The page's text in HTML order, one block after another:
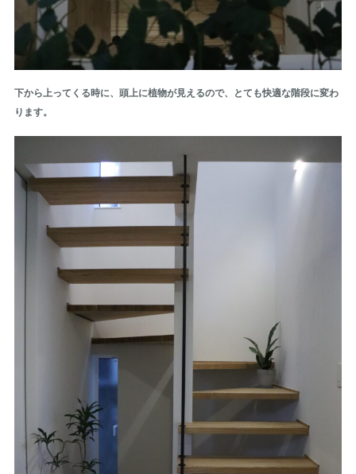
下から上ってくる時に、頭上に植物が見えるので、とても快適な階段に変わ
ります。